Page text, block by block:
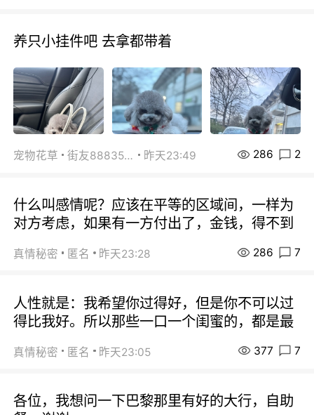
养只小挂件吧 去拿都带着
宠物花草 街友88835518 昨天23:49 286 2
什么叫感情呢？应该在平等的区域间，一样为
对方考虑，如果有一方付出了，金钱，得不到
真情秘密 匿名 昨天23:28 286 7
人性就是：我希望你过得好，但是你不可以过
得比我好。所以那些一口一个闺蜜的，都是最
真情秘密 匿名 昨天23:05 377 7
各位，我想问一下巴黎那里有好的大行，自助